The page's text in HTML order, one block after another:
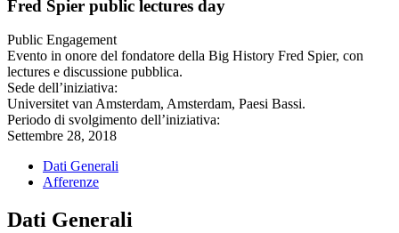
Fred Spier public lectures day
Public Engagement
Evento in onore del fondatore della Big History Fred Spier, con
lectures e discussione pubblica.
Sede dell’iniziativa:
Universitet van Amsterdam, Amsterdam, Paesi Bassi.
Periodo di svolgimento dell’iniziativa:
Settembre 28, 2018
Dati Generali
Afferenze
Dati Generali